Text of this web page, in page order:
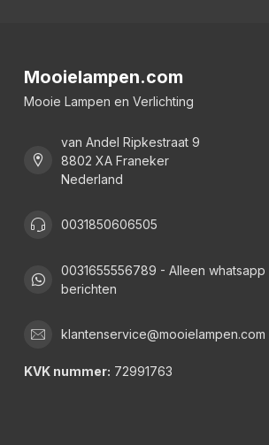
Mooielampen.com
Mooie Lampen en Verlichting
van Andel Ripkestraat 9
8802 XA Franeker
Nederland
0031850606505
0031655556789 - Alleen whatsapp
berichten
klantenservice@mooielampen.com
KVK nummer: 72991763